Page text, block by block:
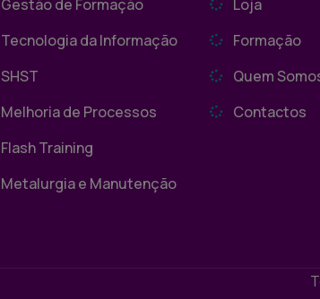
Gestão de Formação
Tecnologia da Informação
SHST
Melhoria de Processos
Flash Training
Metalurgia e Manutenção
Loja
Formação
Quem
Contactos